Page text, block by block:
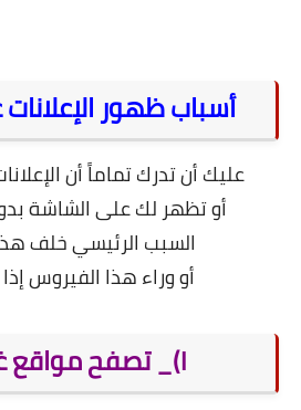
أسباب ظهور
عليك أن تدرك تماماً أن
أو تظهر لك على الشاشة
السبب الرئيسي خلف
أو وراء هذا الفيروس
١)_ تصفح مواقع غير آمنه